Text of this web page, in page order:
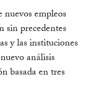
empleos
sin precedentes
y las instituciones
análisis
basada en tres